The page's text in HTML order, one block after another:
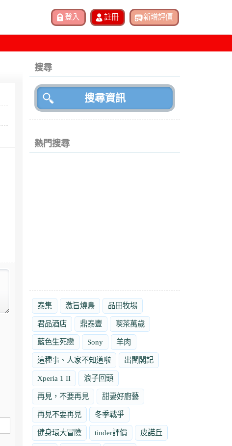
搜尋
熱門搜尋
泰集 激旨燒鳥 品田牧場
君品酒店 鼎泰豐 喫茶萬歲
藍色生死戀 Sony 羊肉
這種事、人家不知道啦 出閨閣記
Xperia 1 II 浪子回頭
再見，不要再見 甜妻好廚藝
再見不要再見 冬季戰爭
健身環大冒險 tinder評價 皮諾丘